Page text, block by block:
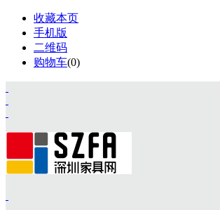
收藏本页
手机版
二维码
购物车(0)